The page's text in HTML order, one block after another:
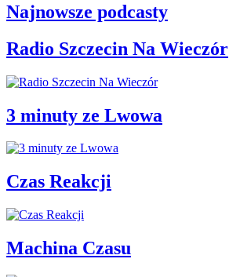
Najnowsze podcasty
Radio Szczecin Na Wieczór
3 minuty ze Lwowa
Czas Reakcji
Machina Czasu